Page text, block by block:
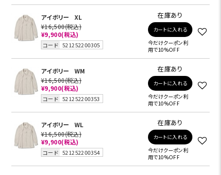
アイボリー
XL
¥16,500(税込)
¥9,900(税込)
コード 521252200305
在庫あり
カートに入れる
今だけクーポン利
用で10%OFF
アイボリー
WM
¥16,500(税込)
¥9,900(税込)
コード 521252200353
在庫あり
カートに入れる
今だけクーポン利
用で10%OFF
アイボリー
WL
¥16,500(税込)
¥9,900(税込)
コード 521252200354
在庫あり
カートに入れる
今だけクーポン利
用で10%OFF